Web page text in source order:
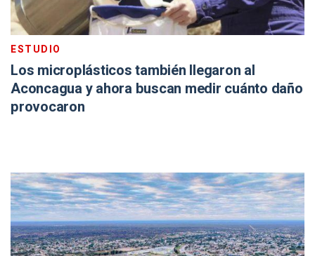
ESTUDIO
Los microplásticos también llegaron al
Aconcagua y ahora buscan medir cuánto daño
provocaron